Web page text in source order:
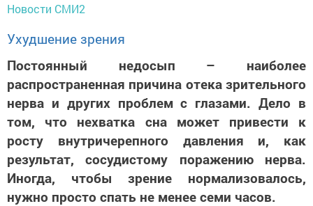
Новости СМИ2
Ухудшение зрения
Постоянный недосып – наиболее
распространенная причина отека зрительного
нерва и других проблем с глазами. Дело в
том, что нехватка сна может привести к
росту внутричерепного давления и, как
результат, сосудистому поражению нерва.
Иногда, чтобы зрение нормализовалось,
нужно просто спать не менее семи часов.